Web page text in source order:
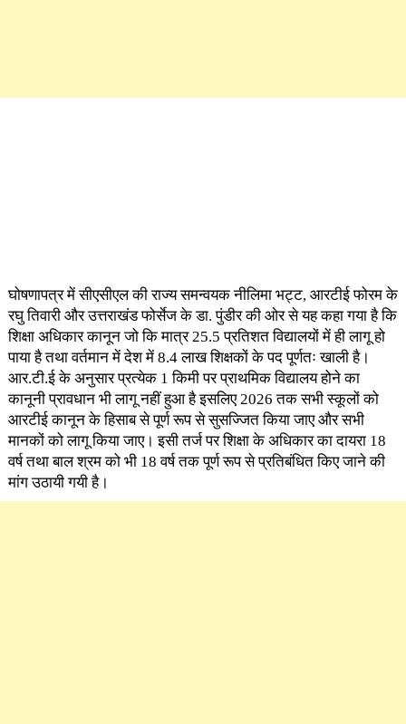
घोषणापत्र में सीएसीएल की राज्य समन्वयक नीलिमा भट्ट, आरटीई फोरम के
रघु तिवारी और उत्तराखंड फोर्सेज के डा. पुंडीर की ओर से यह कहा गया है कि
शिक्षा अधिकार कानून जो कि मात्र 25.5 प्रतिशत विद्यालयों में ही लागू हो
पाया है तथा वर्तमान में देश में 8.4 लाख शिक्षकों के पद पूर्णतः खाली है।
आर.टी.ई के अनुसार प्रत्येक 1 किमी पर प्राथमिक विद्यालय होने का
कानूनी प्रावधान भी लागू नहीं हुआ है इसलिए 2026 तक सभी स्कूलों को
आरटीई कानून के हिसाब से पूर्ण रूप से सुसज्जित किया जाए और सभी
मानकों को लागू किया जाए। इसी तर्ज पर शिक्षा के अधिकार का दायरा 18
वर्ष तथा बाल श्रम को भी 18 वर्ष तक पूर्ण रूप से प्रतिबंधित किए जाने की
मांग उठायी गयी है।